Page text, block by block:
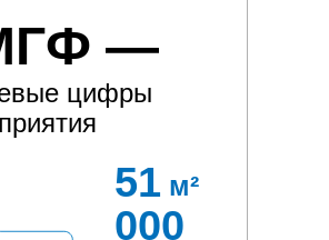
цифры
—
51
000
м²